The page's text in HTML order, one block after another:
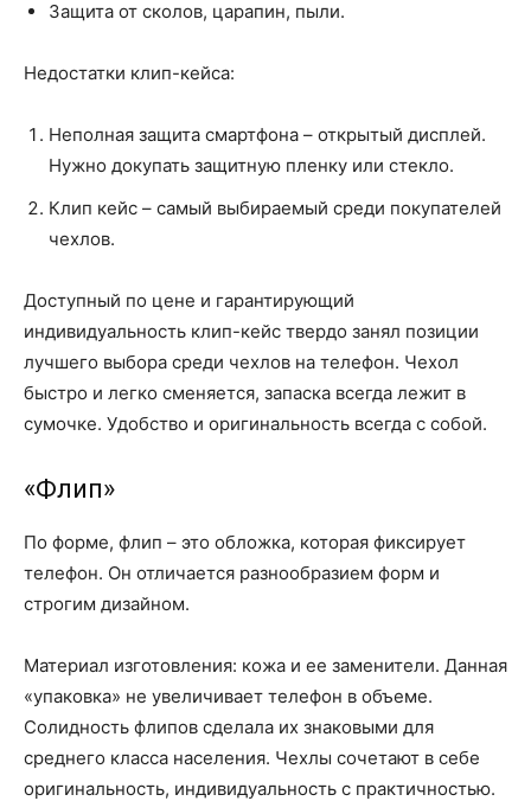
Защита от сколов, царапин, пыли.
Недостатки клип-кейса:
Неполная защита смартфона – открытый дисплей.
Нужно докупать защитную пленку или стекло.
Клип кейс – самый выбираемый среди покупателей
чехлов.
Доступный по цене и гарантирующий
индивидуальность клип-кейс твердо занял позиции
лучшего выбора среди чехлов на телефон. Чехол
быстро и легко сменяется, запаска всегда лежит в
сумочке. Удобство и оригинальность всегда с собой.
«Флип»
По форме, флип – это обложка, которая фиксирует
телефон. Он отличается разнообразием форм и
строгим дизайном.
Материал изготовления: кожа и ее заменители. Данная
«упаковка» не увеличивает телефон в объеме.
Солидность флипов сделала их знаковыми для
среднего класса населения. Чехлы сочетают в себе
оригинальность, индивидуальность с практичностью.